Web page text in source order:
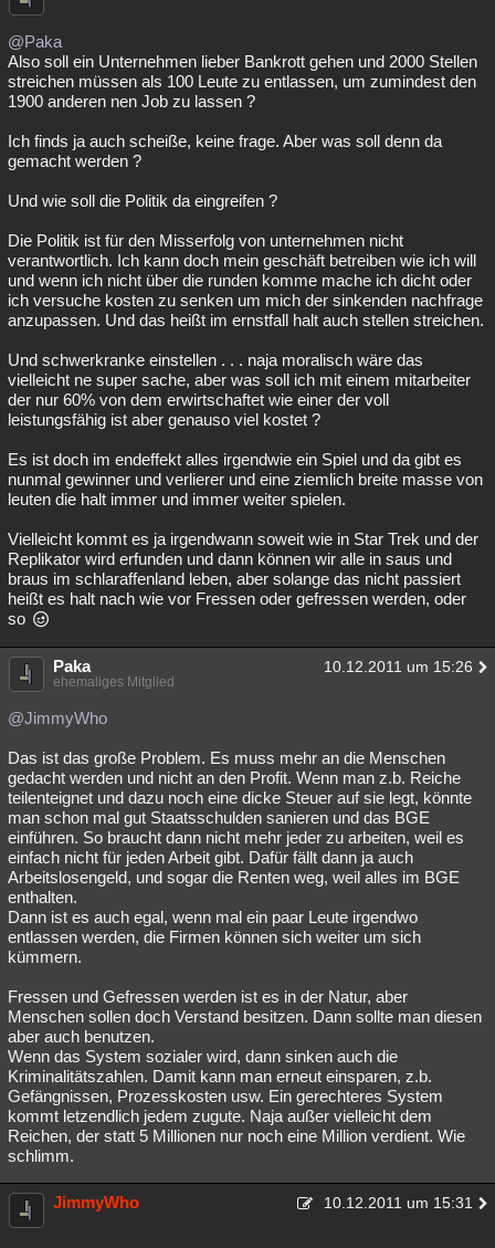
@Paka
Also soll ein Unternehmen lieber Bankrott gehen und 2000 Stellen
streichen müssen als 100 Leute zu entlassen, um zumindest den
1900 anderen nen Job zu lassen ?
Ich finds ja auch scheiße, keine frage. Aber was soll denn da
gemacht werden ?
Und wie soll die Politik da eingreifen ?
Die Politik ist für den Misserfolg von unternehmen nicht
verantwortlich. Ich kann doch mein geschäft betreiben wie ich will
und wenn ich nicht über die runden komme mache ich dicht oder
ich versuche kosten zu senken um mich der sinkenden nachfrage
anzupassen. Und das heißt im ernstfall halt auch stellen streichen.
Und schwerkranke einstellen . . . naja moralisch wäre das
vielleicht ne super sache, aber was soll ich mit einem mitarbeiter
der nur 60% von dem erwirtschaftet wie einer der voll
leistungsfähig ist aber genauso viel kostet ?
Es ist doch im endeffekt alles irgendwie ein Spiel und da gibt es
nunmal gewinner und verlierer und eine ziemlich breite masse von
leuten die halt immer und immer weiter spielen.
Vielleicht kommt es ja irgendwann soweit wie in Star Trek und der
Replikator wird erfunden und dann können wir alle in saus und
braus im schlaraffenland leben, aber solange das nicht passiert
heißt es halt nach wie vor Fressen oder gefressen werden, oder
so
Paka 10.12.2011 um 15:26
ehemaliges Mitglied
@JimmyWho
Das ist das große Problem. Es muss mehr an die Menschen
gedacht werden und nicht an den Profit. Wenn man z.b. Reiche
teilenteignet und dazu noch eine dicke Steuer auf sie legt, könnte
man schon mal gut Staatsschulden sanieren und das BGE
einführen. So braucht dann nicht mehr jeder zu arbeiten, weil es
einfach nicht für jeden Arbeit gibt. Dafür fällt dann ja auch
Arbeitslosengeld, und sogar die Renten weg, weil alles im BGE
enthalten.
Dann ist es auch egal, wenn mal ein paar Leute irgendwo
entlassen werden, die Firmen können sich weiter um sich
kümmern.
Fressen und Gefressen werden ist es in der Natur, aber
Menschen sollen doch Verstand besitzen. Dann sollte man diesen
aber auch benutzen.
Wenn das System sozialer wird, dann sinken auch die
Kriminalitätszahlen. Damit kann man erneut einsparen, z.b.
Gefängnissen, Prozesskosten usw. Ein gerechteres System
kommt letzendlich jedem zugute. Naja außer vielleicht dem
Reichen, der statt 5 Millionen nur noch eine Million verdient. Wie
schlimm.
JimmyWho 10.12.2011 um 15:31